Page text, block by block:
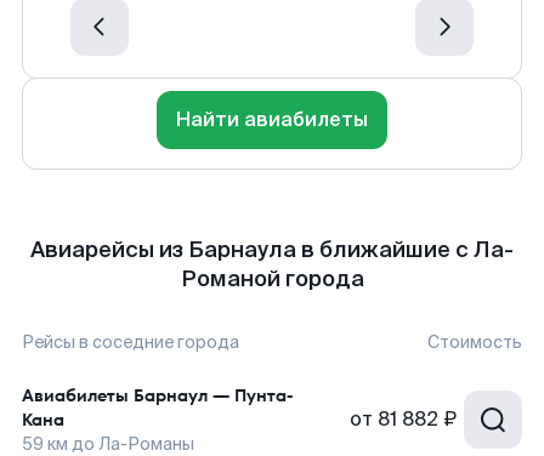
Найти авиабилеты
Авиарейсы из Барнаула в ближайшие с Ла-
Романой города
Рейсы в соседние города Стоимость
Авиабилеты Барнаул — Пунта-
Кана
59 км до Ла-Романы
от 81 882 ₽